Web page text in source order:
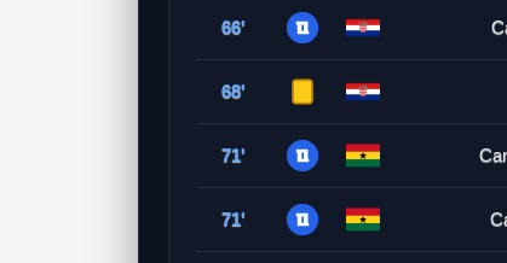
66'
68'
71'
71'